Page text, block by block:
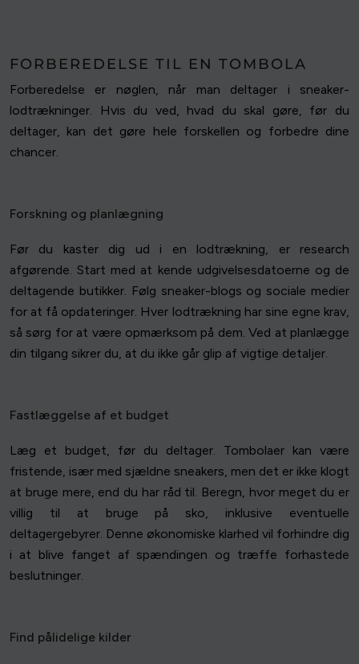
FORBEREDELSE TIL EN TOMBOLA
Forberedelse er nøglen, når man deltager i sneaker-
lodtrækninger. Hvis du ved, hvad du skal gøre, før du
deltager, kan det gøre hele forskellen og forbedre dine
chancer.
Forskning og planlægning
Før du kaster dig ud i en lodtrækning, er research
afgørende. Start med at kende udgivelsesdatoerne og de
deltagende butikker. Følg sneaker-blogs og sociale medier
for at få opdateringer. Hver lodtrækning har sine egne krav,
så sørg for at være opmærksom på dem. Ved at planlægge
din tilgang sikrer du, at du ikke går glip af vigtige detaljer.
Fastlæggelse af et budget
Læg et budget, før du deltager. Tombolaer kan være
fristende, især med sjældne sneakers, men det er ikke klogt
at bruge mere, end du har råd til. Beregn, hvor meget du er
villig til at bruge på sko, inklusive eventuelle
deltagergebyrer. Denne økonomiske klarhed vil forhindre dig
i at blive fanget af spændingen og træffe forhastede
beslutninger.
Find pålidelige kilder